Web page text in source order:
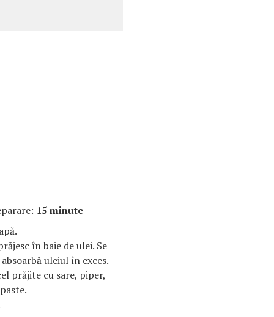
15 minute
în baie de ulei. Se
uleiul în exces.
prăjite cu sare, piper,